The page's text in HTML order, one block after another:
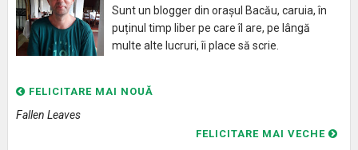
Sunt un blogger din orașul Bacău, caruia, în
puținul timp liber pe care îl are, pe lângă
multe alte lucruri, îi place să scrie.
FELICITARE MAI NOUĂ
Fallen Leaves
FELICITARE MAI VECHE